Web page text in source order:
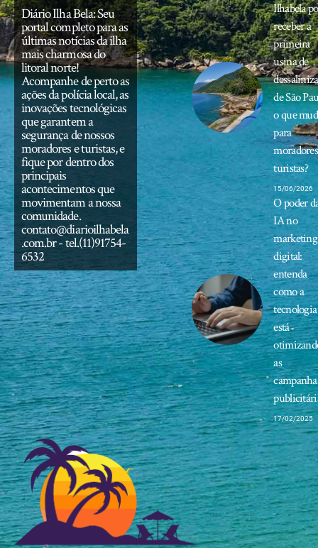
Diário Ilha Bela: Seu
portal completo para as
últimas notícias da ilha
mais charmosa do
litoral norte!
Acompanhe de perto as
ações da polícia local, as
inovações tecnológicas
que garantem a
segurança de nossos
moradores e turistas, e
fique por dentro dos
principais
acontecimentos que
movimentam a nossa
comunidade.
contato@diarioilhabela
.com.br- tel.(11)91754-
6532
Ilhabela
receber a
primeira
usina de
de São
o que
para
turistas?
15/06/2026
O poder
IA no
marketing
digital:
entenda
como a
tecnologia
está
as
17/02/2025